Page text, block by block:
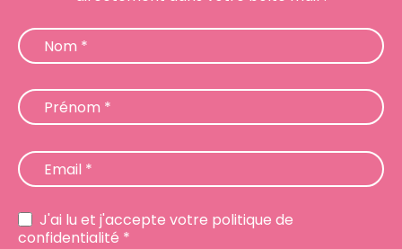
Nom *
Prénom *
Email *
J'ai lu et j'accepte votre politique de
confidentialité *